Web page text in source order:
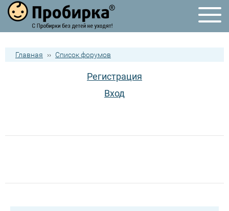
Главная ›› Список форумов
Регистрация
Вход